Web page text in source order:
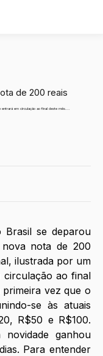
de 200 reais
em circulação ao final deste mês....
se deparou
nota de 200
ilustrada por um
ao final
primeira vez que o
se às atuais
R$50 e R$100.
novidade ganhou
Para entender